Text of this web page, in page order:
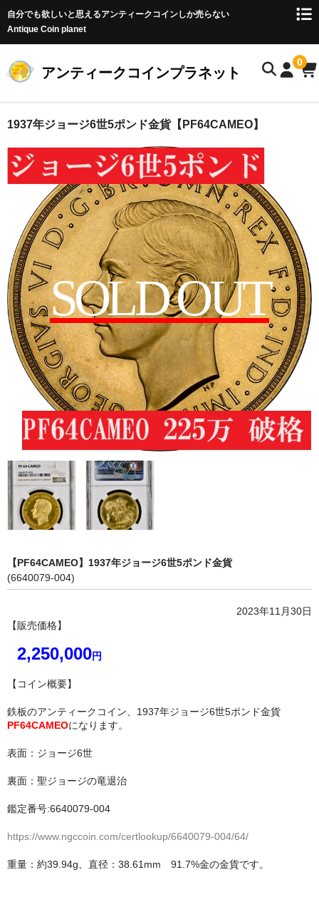
自分でも欲しいと思えるアンティークコインしか売らない
Antique Coin planet
アンティークコインプラネット
0
ホーム
商品一覧
オークション
お客様の声
店主のブログ
コイン初心者の方へ
お問い合わせ
会社概要
各種代行
ご注文の流れ
1937年ジョージ6世5ポンド金貨【PF64CAMEO】
SOLD OUT
【PF64CAMEO】1937年ジョージ6世5ポンド金貨
(6640079-004)
2023年11月30日
【販売価格】
2,250,000円
【コイン概要】
鉄板のアンティークコイン、1937年ジョージ6世5ポンド金貨
PF64CAMEOになります。
表面：ジョージ6世
裏面：聖ジョージの竜退治
鑑定番号:6640079-004
https://www.ngccoin.com/certlookup/6640079-004/64/
重量：約39.94g、直径：38.61mm 91.7%金の金貨です。